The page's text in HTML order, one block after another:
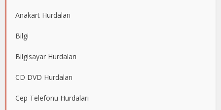
Anakart Hurdaları
Bilgi
Bilgisayar Hurdaları
CD DVD Hurdaları
Cep Telefonu Hurdaları